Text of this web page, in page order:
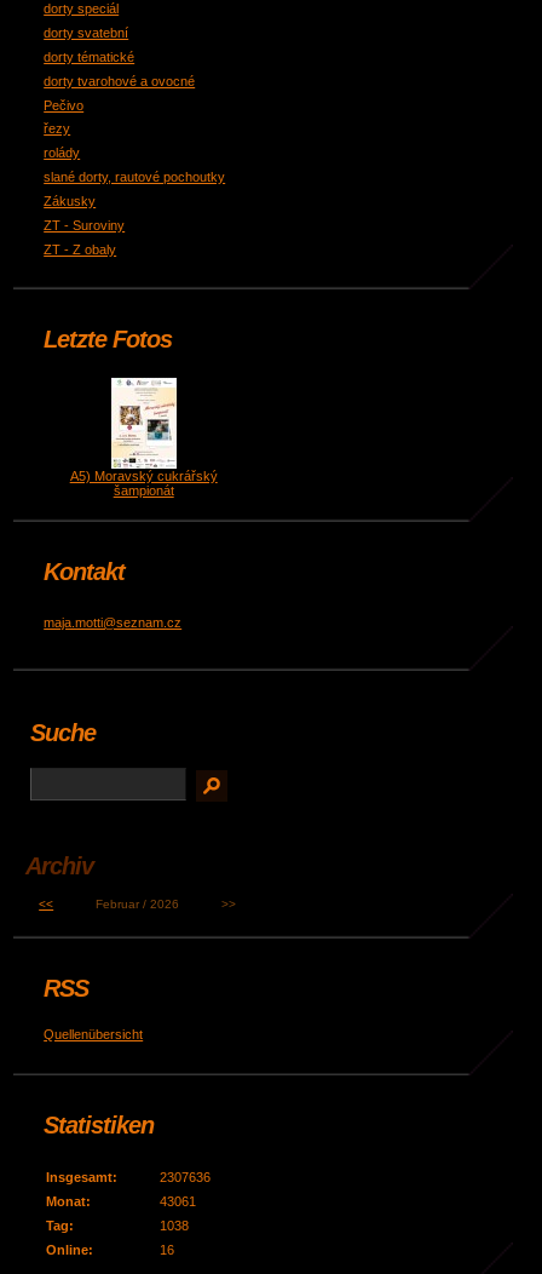
dorty speciál
dorty svatební
dorty tématické
dorty tvarohové a ovocné
Pečivo
řezy
rolády
slané dorty, rautové pochoutky
Zákusky
ZT - Suroviny
ZT - Z obaly
Letzte Fotos
A5) Moravský cukrářský
šampionát
Kontakt
maja.motti@seznam.cz
Suche
Archiv
<< Februar / 2026 >>
RSS
Quellenübersicht
Statistiken
Online: 16
Insgesamt:
2307636
Monat:
43061
Tag:
1038